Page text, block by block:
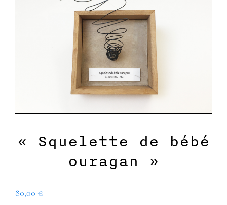
« Squelette de bébé
ouragan »
80,00 €